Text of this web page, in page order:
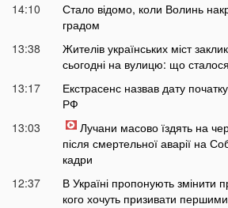
14:10
Стало відомо, коли Волинь
градом
13:38
Жителів українських міст
сьогодні на вулицю: що сталося
13:17
Екстрасенс назвав дату
РФ
13:03
Лучани масово їздять на
після смертельної аварії на
кадри
12:37
В Україні пропонують змінити
кого хочуть призивати першими